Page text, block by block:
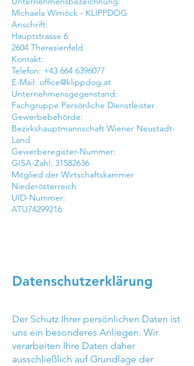
Michaela Wimöck - KLIPPDOG
Anschrift:
Hauptstrasse 6
2604 Theresienfeld
Kontakt:
Telefon: +43 664 6396077
E-Mail: office@klippdog.at
Unternehmensgegenstand:
Fachgruppe Persönliche Dienstleister
Gewerbebehörde:
Bezirkshauptmannschaft Wiener Neustadt-
Land
Gewerberegister-Nummer:
GISA-Zahl: 31582636
Mitglied der Wirtschaftskammer
Niederösterreich
UID-Nummer:
ATU74299216
Datenschutzerklärung
Der Schutz Ihrer persönlichen Daten ist
uns ein besonderes Anliegen. Wir
verarbeiten Ihre Daten daher
ausschließlich auf Grundlage der